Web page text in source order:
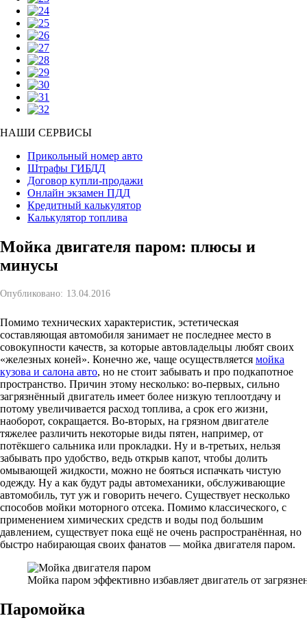
НАШИ СЕРВИСЫ
Прикольный номер авто
Штрафы ГИБДД
Договор купли-продажи
Онлайн экзамен ПДД
Кредитный калькулятор
Калькулятор топлива
Мойка двигателя паром: плюсы и
минусы
Опубликовано: 13.04.2016
Помимо технических характеристик, эстетическая
составляющая автомобиля занимает не последнее место в
совокупности качеств, за которые автовладельцы любят своих
«железных коней». Конечно же, чаще осуществляется мойка
кузова и салона авто, но не стоит забывать и про подкапотное
пространство. Причин этому несколько: во-первых, сильно
загрязнённый двигатель имеет более низкую теплоотдачу и
потому увеличивается расход топлива, а срок его жизни,
наоборот, сокращается. Во-вторых, на грязном двигателе
тяжелее различить некоторые виды пятен, например, от
потёкшего сальника или прокладки. Ну и в-третьих, нельзя
забывать про удобство, ведь открыв капот, чтобы долить
омывающей жидкости, можно не бояться испачкать чистую
одежду. Ну а как будут рады автомеханики, обслуживающие
автомобиль, тут уж и говорить нечего. Существует несколько
способов мойки моторного отсека. Помимо классического, с
применением химических средств и воды под большим
давлением, существует пока ещё не очень распространённая, но
быстро набирающая своих фанатов — мойка двигателя паром.
Мойка паром эффективно избавляет двигатель от
Паромойка